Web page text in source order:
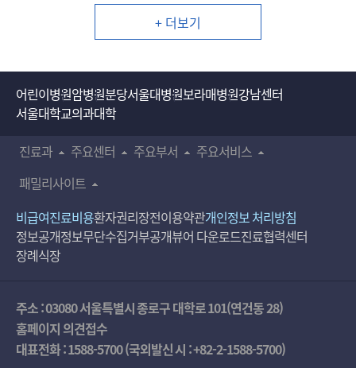
+ 더보기
어린이병원암병원분당서울대병원보라매병원강남센터
서울대학교의과대학
진료과
주요센터 주요부서
주요서비스
패밀리사이트
비급여진료비용환자권리장전이용약관개인정보 처리방침
정보공개정보무단수집거부공개뷰어 다운로드진료협력센터
장례식장
주소 : 03080 서울특별시 종로구 대학로 101(연건동 28)
홈페이지 의견접수
대표전화 :1588-5700(국외발신 시 :+82-2-1588-5700)